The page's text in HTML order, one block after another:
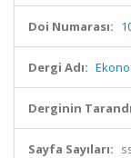
Doi Numarası:
Dergi Adı:
Derginin
Sayfa Sayıları: